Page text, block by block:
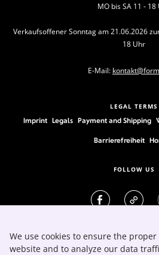
MO bis SA 11 - 18
Verkaufsoffener Sonntag am 21.06.2026
18 Uhr
E-Mail:
LEGAL TERMS
Imprint Legals Payment and Shipping
Barrierefreiheit
FOLLOW US
We use cookies to ensure the
website and to analyze our data